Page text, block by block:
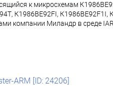
к микросхемам
К1986ВЕ92FI, К1986ВЕ92F1I,
компании Миландр в среде
ARM [ID: 24206]